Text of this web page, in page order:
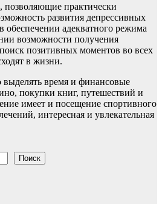
практически
развития депрессивных
обеспечении адекватного режима
возможности получения
позитивных моментов во всех
в жизни.
выделять время и финансовые
покупки книг, путешествий и
имеет и посещение спортивного
интересная и увлекательная
Поиск